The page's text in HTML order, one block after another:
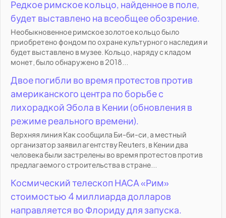
Редкое римское кольцо, найденное в поле,
будет выставлено на всеобщее обозрение.
Необыкновенное римское золотое кольцо было
приобретено фондом по охране культурного наследия и
будет выставлено в музее. Кольцо, наряду с кладом
монет, было обнаружено в 2018...
Двое погибли во время протестов против
американского центра по борьбе с
лихорадкой Эбола в Кении (обновления в
режиме реального времени).
Верхняя линия Как сообщила Би-би-си, а местный
организатор заявил агентству Reuters, в Кении два
человека были застрелены во время протестов против
предлагаемого строительства в стране...
Космический телескоп НАСА «Рим»
стоимостью 4 миллиарда долларов
направляется во Флориду для запуска.